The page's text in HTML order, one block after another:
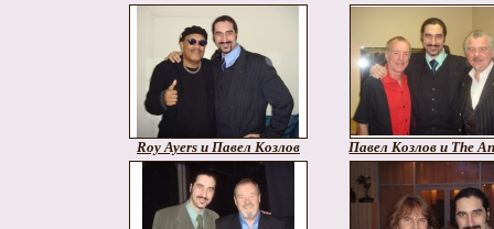
Roy Ayers и Павел Козлов Павел Козлов и The